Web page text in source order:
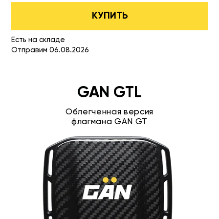
КУПИТЬ
Есть на складе
Отправим 06.08.2026
GAN GTL
Облегченная версия
флагмана GAN GT